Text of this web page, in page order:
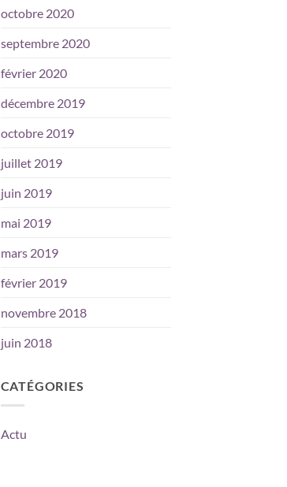
octobre 2020
septembre 2020
février 2020
décembre 2019
octobre 2019
juillet 2019
juin 2019
mai 2019
mars 2019
février 2019
novembre 2018
juin 2018
CATÉGORIES
Actu